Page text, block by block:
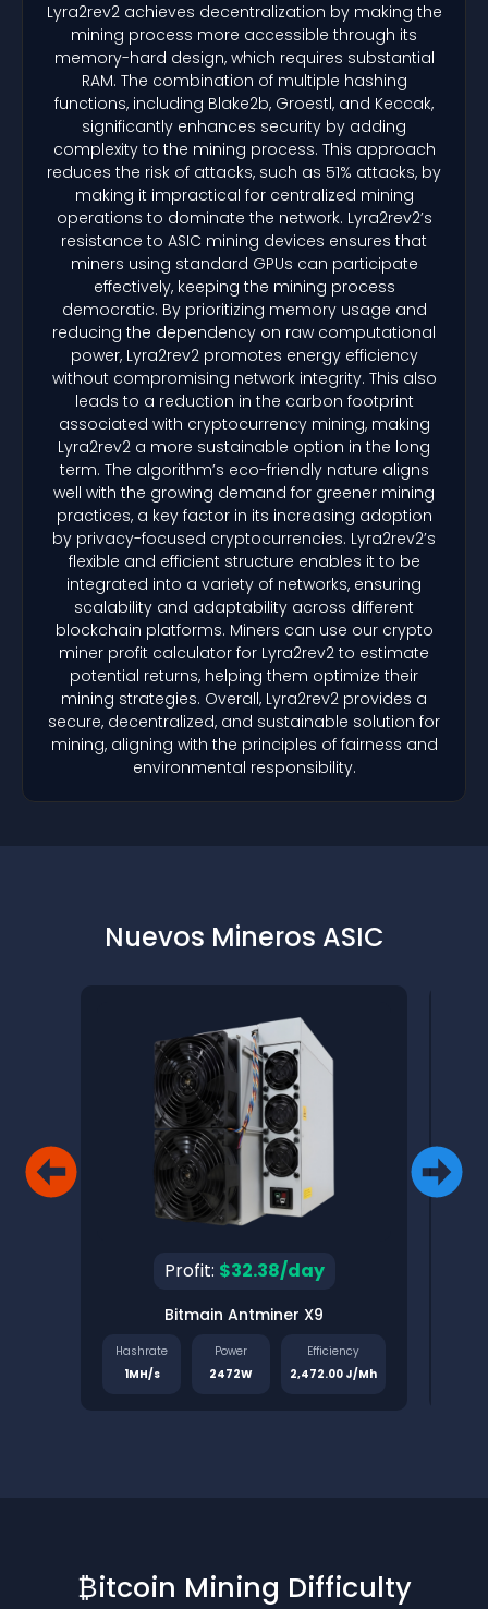
Lyra2rev2 achieves decentralization by making the
mining process more accessible through its
memory-hard design, which requires substantial
RAM. The combination of multiple hashing
functions, including Blake2b, Groestl, and Keccak,
significantly enhances security by adding
complexity to the mining process. This approach
reduces the risk of attacks, such as 51% attacks, by
making it impractical for centralized mining
operations to dominate the network. Lyra2rev2’s
resistance to ASIC mining devices ensures that
miners using standard GPUs can participate
effectively, keeping the mining process
democratic. By prioritizing memory usage and
reducing the dependency on raw computational
power, Lyra2rev2 promotes energy efficiency
without compromising network integrity. This also
leads to a reduction in the carbon footprint
associated with cryptocurrency mining, making
Lyra2rev2 a more sustainable option in the long
term. The algorithm’s eco-friendly nature aligns
well with the growing demand for greener mining
practices, a key factor in its increasing adoption
by privacy-focused cryptocurrencies. Lyra2rev2’s
flexible and efficient structure enables it to be
integrated into a variety of networks, ensuring
scalability and adaptability across different
blockchain platforms. Miners can use our crypto
miner profit calculator for Lyra2rev2 to estimate
potential returns, helping them optimize their
mining strategies. Overall, Lyra2rev2 provides a
secure, decentralized, and sustainable solution for
mining, aligning with the principles of fairness and
environmental responsibility.
Nuevos Mineros ASIC
Profit: $32.38/day
Bitmain Antminer X9
Hashrate
1MH/s
Power
2472W
Efficiency
2,472.00 J/Mh
₿itcoin Mining Difficulty